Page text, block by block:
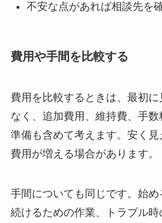
不安な点があれば相談先を
費用や手間を比較する
費用を比較するときは、最初
なく、追加費用、維持費、手
準備も含めて考えます。安く見
費用が増える場合があります。
手間についても同じです。始め
続けるための作業、トラブル